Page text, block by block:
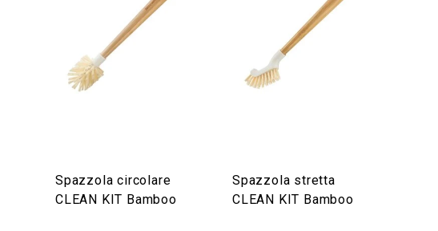
Spazzola circolare
CLEAN KIT Bamboo
Spazzola stretta
CLEAN KIT Bamboo